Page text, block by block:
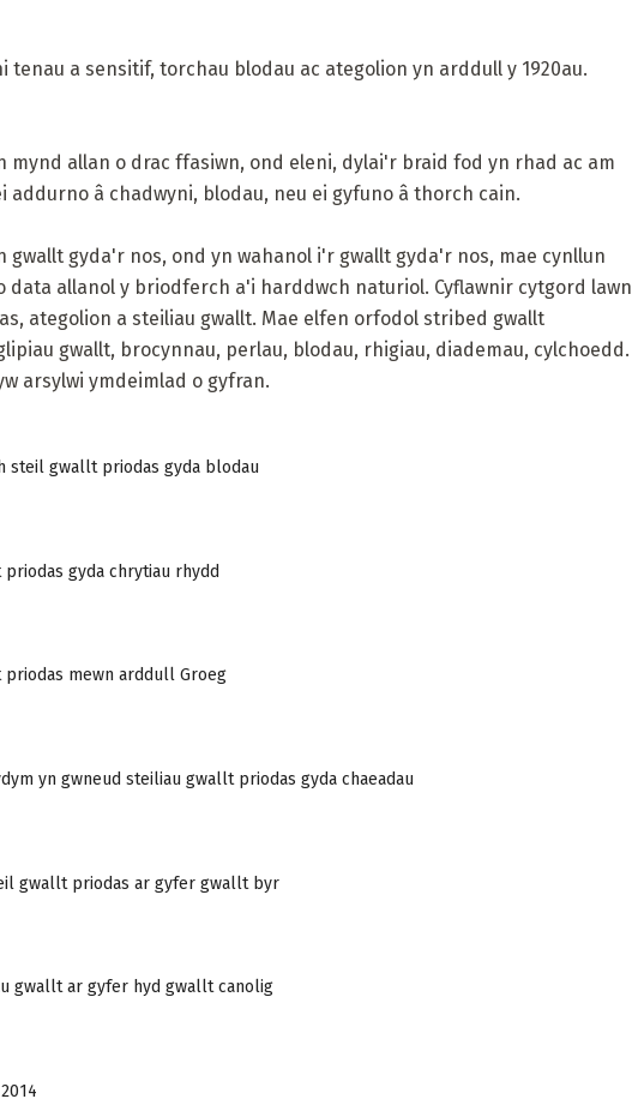
tenau a sensitif, torchau blodau ac ategolion yn arddull y 1920au.
allan o drac ffasiwn, ond eleni, dylai'r braid fod yn rhad ac am
addurno â chadwyni, blodau, neu ei gyfuno â thorch cain.
gyda'r nos, ond yn wahanol i'r gwallt gyda'r nos, mae cynllun
data allanol y briodferch a'i harddwch naturiol. Cyflawnir cytgord lawn
ategolion a steiliau gwallt. Mae elfen orfodol stribed gwallt
gwallt, brocynnau, perlau, blodau, rhigiau, diademau, cylchoedd.
arsylwi ymdeimlad o gyfran.
steil gwallt priodas gyda blodau
gyda chrytiau rhydd
mewn arddull Groeg
yn gwneud steiliau gwallt priodas gyda chaeadau
gwallt priodas ar gyfer gwallt byr
gwallt ar gyfer hyd gwallt canolig